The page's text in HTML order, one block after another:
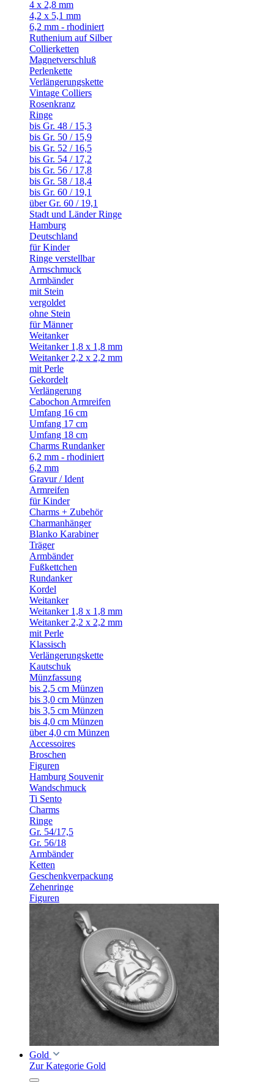
4 x 2,8 mm
4,2 x 5,1 mm
6,2 mm - rhodiniert
Ruthenium auf Silber
Collierketten
Magnetverschluß
Perlenkette
Verlängerungskette
Vintage Colliers
Rosenkranz
Ringe
bis Gr. 48 / 15,3
bis Gr. 50 / 15,9
bis Gr. 52 / 16,5
bis Gr. 54 / 17,2
bis Gr. 56 / 17,8
bis Gr. 58 / 18,4
bis Gr. 60 / 19,1
über Gr. 60 / 19,1
Stadt und Länder Ringe
Hamburg
Deutschland
für Kinder
Ringe verstellbar
Armschmuck
Armbänder
mit Stein
vergoldet
ohne Stein
für Männer
Weitanker
Weitanker 1,8 x 1,8 mm
Weitanker 2,2 x 2,2 mm
mit Perle
Gekordelt
Verlängerung
Cabochon Armreifen
Umfang 16 cm
Umfang 17 cm
Umfang 18 cm
Charms Rundanker
6,2 mm - rhodiniert
6,2 mm
Gravur / Ident
Armreifen
für Kinder
Charms + Zubehör
Charmanhänger
Blanko Karabiner
Träger
Armbänder
Fußkettchen
Rundanker
Kordel
Weitanker
Weitanker 1,8 x 1,8 mm
Weitanker 2,2 x 2,2 mm
mit Perle
Klassisch
Verlängerungskette
Kautschuk
Münzfassung
bis 2,5 cm Münzen
bis 3,0 cm Münzen
bis 3,5 cm Münzen
bis 4,0 cm Münzen
über 4,0 cm Münzen
Accessoires
Broschen
Figuren
Hamburg Souvenir
Wandschmuck
Ti Sento
Charms
Ringe
Gr. 54/17,5
Gr. 56/18
Armbänder
Ketten
Geschenkverpackung
Zehenringe
Figuren
Gold
Zur Kategorie Gold